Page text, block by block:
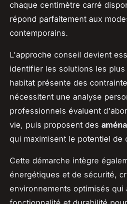
chaque centimètre carré
répond parfaitement aux
contemporains.
L'approche conseil devient
identifier les solutions les
habitat présente des
nécessitent une analyse
professionnels évaluent
vie, puis proposent des
qui maximisent le potentiel de
Cette démarche intègre
énergétiques et de sécurité,
environnements optimisés qui